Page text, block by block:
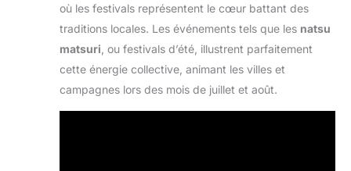
où les festivals représentent le cœur battant des
traditions locales. Les événements tels que les natsu
matsuri , ou festivals d’été, illustrent parfaitement
cette énergie collective, animant les villes et
campagnes lors des mois de juillet et août.